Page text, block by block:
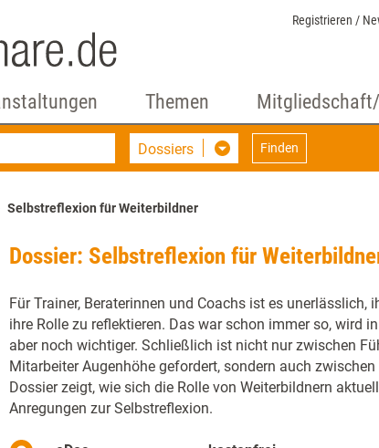
Registrieren /
Themen
Dossiers Finden
Selbstreflexion für Weiterbildner
Dossier: Selbstreflexion für
Für Trainer, Beraterinnen und Coachs ist es unerlässlich,
ihre Rolle zu reflektieren. Das war schon immer so, wird
aber noch wichtiger. Schließlich ist nicht nur zwischen
Mitarbeiter Augenhöhe gefordert, sondern auch
Dossier zeigt, wie sich die Rolle von Weiterbildnern
Anregungen zur Selbstreflexion.